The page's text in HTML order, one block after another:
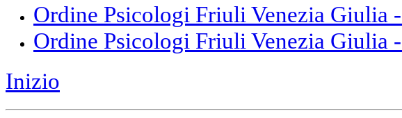
Ordine Psicologi Friuli Venezia Giulia
Ordine Psicologi Friuli Venezia Giulia
Inizio